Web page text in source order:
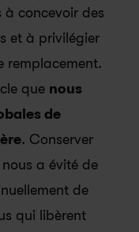
à concevoir des
et à privilégier
remplacement.
que nous
de
. Conserver
a évité de
de
qui libèrent